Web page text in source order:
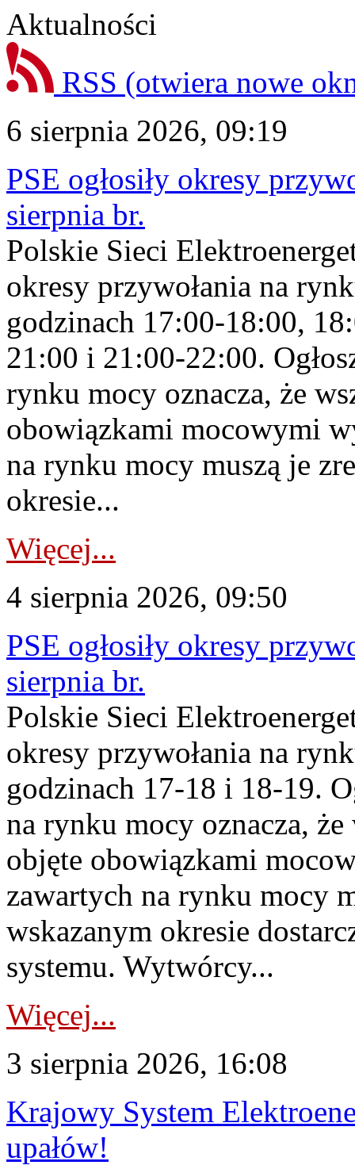
Aktualności
RSS (otwiera nowe
6 sierpnia 2026, 09:19
PSE ogłosiły okresy
sierpnia br.
Polskie Sieci
okresy przywołania na
godzinach 17:00-18:00,
21:00 i 21:00-22:00.
rynku mocy oznacza, że
obowiązkami mocowymi
na rynku mocy muszą je
okresie...
Więcej...
4 sierpnia 2026, 09:50
PSE ogłosiły okresy
sierpnia br.
Polskie Sieci
okresy przywołania na
godzinach 17-18 i 18-19.
na rynku mocy oznacza,
objęte obowiązkami
zawartych na rynku mocy
wskazanym okresie
systemu. Wytwórcy...
Więcej...
3 sierpnia 2026, 16:08
Krajowy System
upałów!